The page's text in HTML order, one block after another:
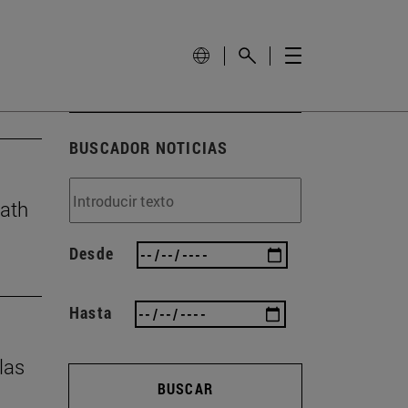
BUSCADOR NOTICIAS
Desde
Hasta
BUSCAR